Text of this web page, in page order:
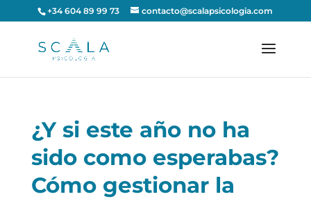
+34 604 89 99 73 contacto@scalapsicologia.com
¿Y si este año no ha
sido como esperabas?
Cómo gestionar la